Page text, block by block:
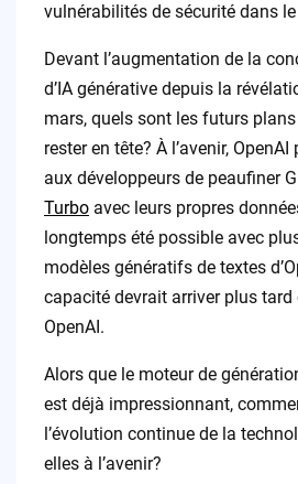
vulnérabilités de sécurité dans le
Devant l’augmentation de la
d’IA générative depuis la
mars, quels sont les futurs
rester en tête? À l’avenir,
aux développeurs de peaufiner
Turboavec leurs propres
longtemps été possible avec
modèles génératifs de textes
capacité devrait arriver plus tard
OpenAI.
Alors que le moteur de
est déjà impressionnant,
l’évolution continue de la
elles à l’avenir?